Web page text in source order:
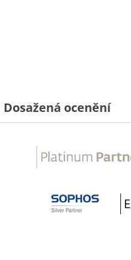
Dosažená ocenění